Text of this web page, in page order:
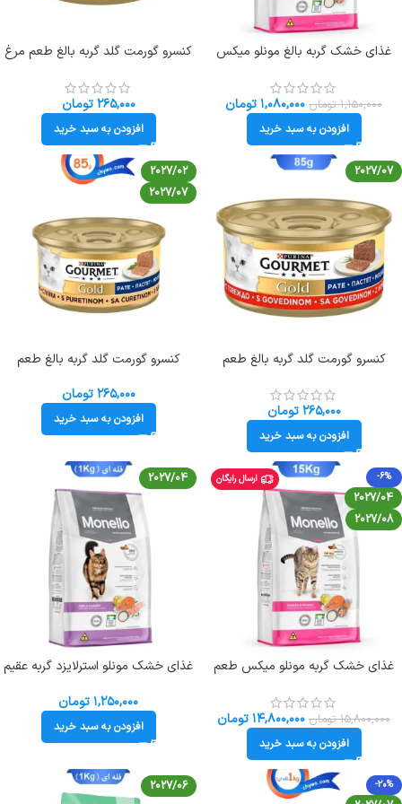
غذای خشک گربه بالغ مونلو میکس
Mix
۱,۱۵۰,۰۰۰ تومان ۱,۰۸۰,۰۰۰تومان
افزودن به سبد خرید
کنسرو گورمت گلد گربه بالغ طعم مرغ
۲۶۵,۰۰۰ تومان
افزودن به سبد خرید
2027/07
کنسرو گورمت گلد گربه بالغ طعم
۲۶۵,۰۰۰ تومان
افزودن به سبد خرید
2027/02
2027/07
کنسرو گورمت گلد گربه بالغ طعم
۲۶۵,۰۰۰ تومان
افزودن به سبد خرید
-6%
2027/04
2027/08
ارسال رایگان
غذای خشک گربه مونلو میکس طعم
(بسته بندی اصلی) Monello Mix
۱۵,۸۰۰,۰۰۰ تومان ۱۴,۸۰۰,۰۰۰تومان
افزودن به سبد خرید
2027/04
غذای خشک مونلو استرلایزد گربه عقیم
(زیپ کیپ فله) Monello Sterilised
۱,۲۵۰,۰۰۰تومان
افزودن به سبد خرید
-20%
2027/06